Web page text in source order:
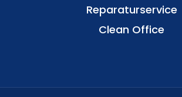
Reparaturservice
Clean Office